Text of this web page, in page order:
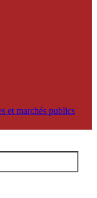
et marchés publics